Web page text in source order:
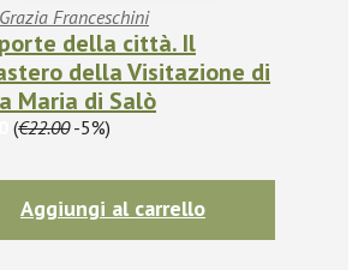
Franceschini
della città. Il
della Visitazione di
Maria di Salò
(€22.00-5%)
Aggiungi al carrello